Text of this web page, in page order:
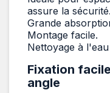
assure la sécurité.
Grande
Montage facile.
Nettoyage à
Fixation
angle